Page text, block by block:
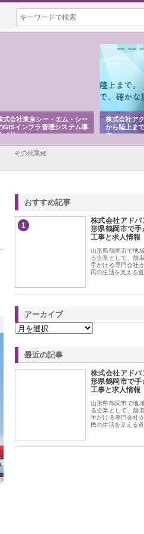
会社東京シー・エム・シー
インフラ管理システム導
リット
株式会社アク
から陸上まで
由
その他業種
おすすめ記事
1
株式会社アドバ
形県鶴岡市で
工事と求人情報
山形県鶴岡市で地
る企業として、舗
手がける専門会社
民の生活を支える
アーカイブ
最近の記事
株式会社アドバ
形県鶴岡市で
工事と求人情報
山形県鶴岡市で地
る企業として、舗
手がける専門会社
民の生活を支える